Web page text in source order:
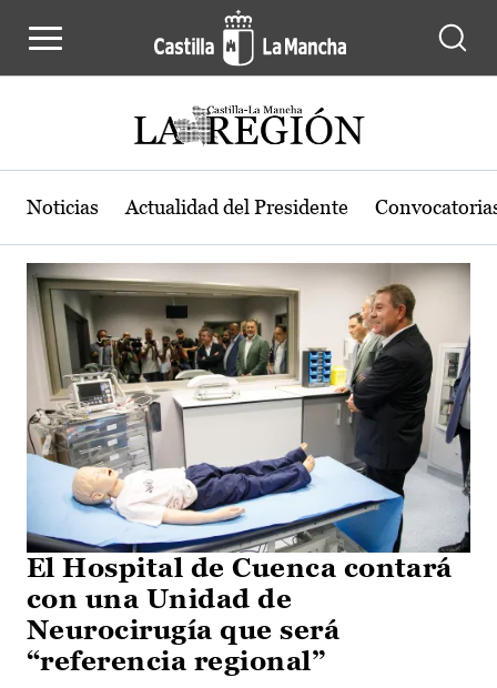
Actualidad de la región de Castilla-
Noticias Actualidad del Presidente
El Hospital de Cuenca contará
con una Unidad de
Neurocirugía que será
“referencia regional”